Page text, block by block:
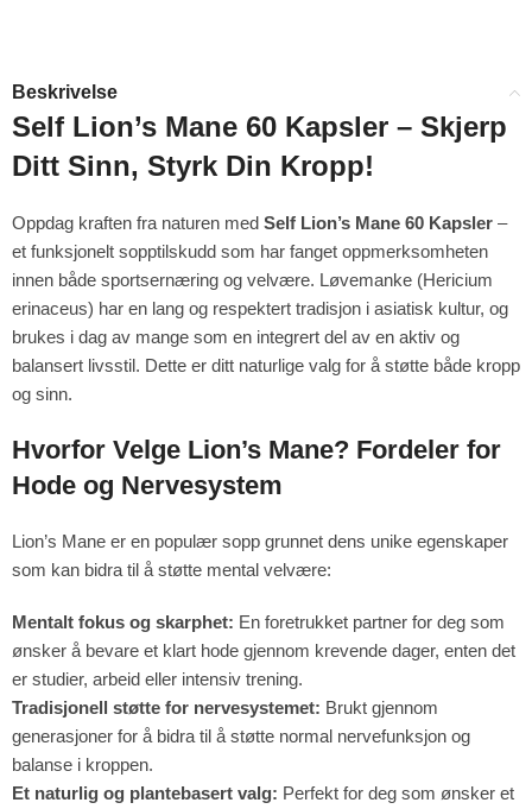
4%
Beskrivelse
Self Lion’s Mane 60 Kapsler – Skjerp
Ditt Sinn, Styrk Din Kropp!
Oppdag kraften fra naturen med Self Lion’s Mane 60 Kapsler –
et funksjonelt sopptilskudd som har fanget oppmerksomheten
innen både sportsernæring og velvære. Løvemanke (Hericium
erinaceus) har en lang og respektert tradisjon i asiatisk kultur, og
brukes i dag av mange som en integrert del av en aktiv og
balansert livsstil. Dette er ditt naturlige valg for å støtte både kropp
og sinn.
Hvorfor Velge Lion’s Mane? Fordeler for
Hode og Nervesystem
Lion’s Mane er en populær sopp grunnet dens unike egenskaper
som kan bidra til å støtte mental velvære:
Mentalt fokus og skarphet: En foretrukket partner for deg som
ønsker å bevare et klart hode gjennom krevende dager, enten det
er studier, arbeid eller intensiv trening.
Tradisjonell støtte for nervesystemet: Brukt gjennom
generasjoner for å bidra til å støtte normal nervefunksjon og
balanse i kroppen.
Et naturlig og plantebasert valg: Perfekt for deg som ønsker et